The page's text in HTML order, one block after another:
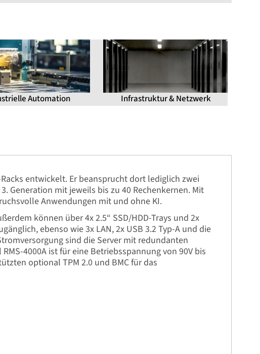
Automation Infrastruktur & Netzwerk
entwickelt. Er beansprucht dort lediglich zwei
Generation mit jeweils bis zu 40 Rechenkernen. Mit
Anwendungen mit und ohne KI.
können über 4x 2.5“ SSD/HDD-Trays und 2x
ebenso wie 3x LAN, 2x USB 3.2 Typ-A und die
sind die Server mit redundanten
4000A ist für eine Betriebsspannung von 90V bis
optional TPM 2.0 und BMC für das